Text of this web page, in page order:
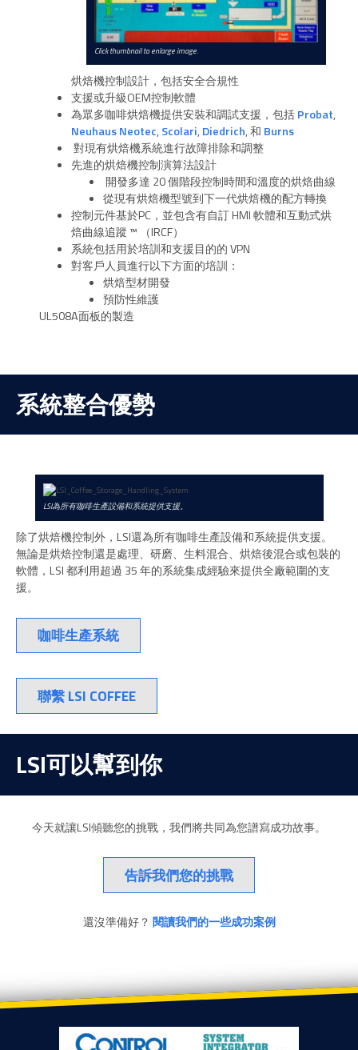
Click thumbnail to enlarge image.
烘焙機控制設計，包括安全合規性
支援或升級OEM控制軟體
為眾多咖啡烘焙機提供安裝和調試支援，包括Probat,
Neuhaus Neotec,Scolari,Diedrich, 和 Burns
對現有烘焙機系統進行故障排除和調整
先進的烘焙機控制演算法設計
開發多達 20 個階段控制時間和溫度的烘焙曲線
從現有烘焙機型號到下一代烘焙機的配方轉換
控制元件基於PC，並包含有自訂 HMI 軟體和互動式烘
焙曲線追蹤 ™ （IRCF）
系統包括用於培訓和支援目的的 VPN
對客戶人員進行以下方面的培訓：
烘焙型材開發
預防性維護
UL508A面板的製造
系統整合優勢
LSI為所有咖啡生產設備和系統提供支援。
除了烘焙機控制外，LSI還為所有咖啡生產設備和系統提供支援。
無論是烘焙控制還是處理、研磨、生料混合、烘焙後混合或包裝的
軟體，LSI 都利用超過 35 年的系統集成經驗來提供全廠範圍的支
援。
咖啡生產系統
聯繫 LSI COFFEE
LSI可以幫到你
今天就讓LSI傾聽您的挑戰，我們將共同為您譜寫成功故事。
告訴我們您的挑戰
還沒準備好？ 閱讀我們的一些成功案例